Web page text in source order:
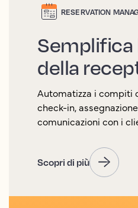
RESERVATION
della
Automatizza i compiti
check-in,
comunicazioni con i
Scopri di più